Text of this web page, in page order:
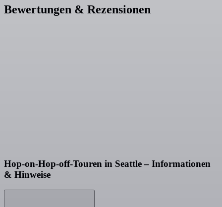
Bewertungen & Rezensionen
Hop-on-Hop-off-Touren in Seattle – Informationen
& Hinweise